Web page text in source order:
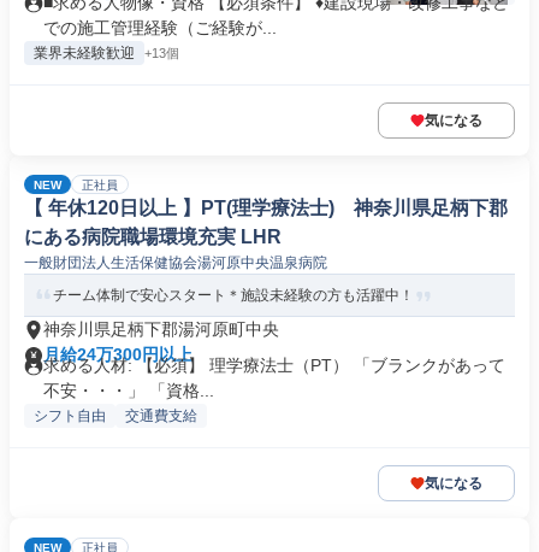
での施工管理経験（ご経験が...
業界未経験歓迎 +13個
気になる
NEW 正社員
【 年休120日以上 】PT(理学療法士) 神奈川県足柄下郡
にある病院職場環境充実 LHR
一般財団法人生活保健協会湯河原中央温泉病院
チーム体制で安心スタート＊施設未経験の方も活躍中！
神奈川県足柄下郡湯河原町中央
月給24万300円以上
求める人材: 【必須】 理学療法士（PT） 「ブランクがあって
不安・・・」 「資格...
シフト自由 交通費支給
気になる
NEW 正社員